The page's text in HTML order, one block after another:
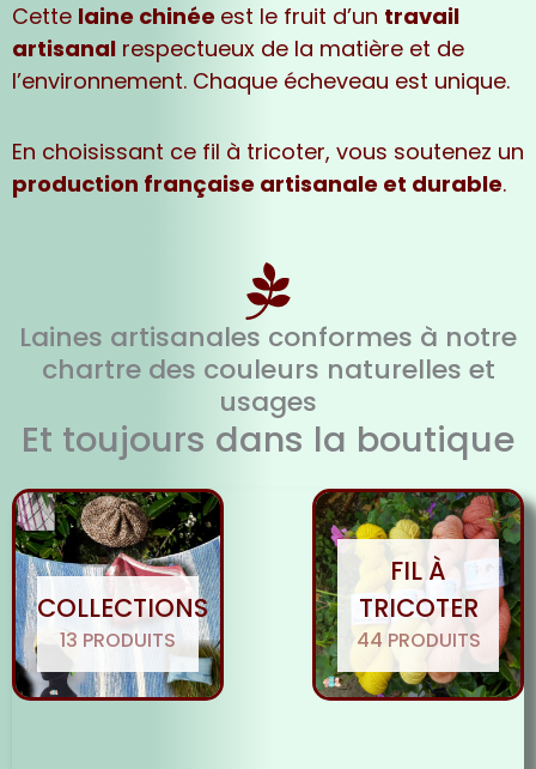
Cette laine chinée est le fruit d’un travail
artisanal respectueux de la matière et de
l’environnement. Chaque écheveau est unique.
En choisissant ce fil à tricoter, vous soutenez un
production française artisanale et durable.
Laines artisanales conformes à notre
chartre des couleurs naturelles et
usages
Et toujours dans la boutique
COLLECTIONS
13 PRODUITS
FIL À
TRICOTER
44 PRODUITS